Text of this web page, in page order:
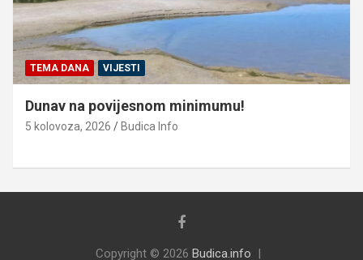
TEMA DANA VIJESTI
Dunav na povijesnom minimumu!
5 kolovoza, 2026 Budica Info
Copyright © 2026 Budica.info